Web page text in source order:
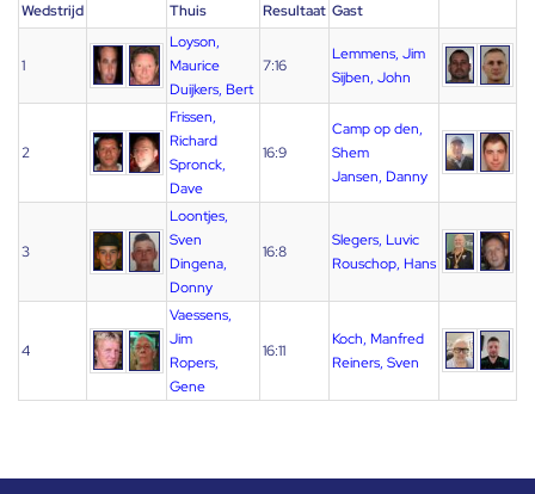
Wedstrijd Thuis Resultaat Gast
1
Loyson,
Maurice
Duijkers, Bert
7:16
Lemmens, Jim
Sijben, John
2
Frissen,
Richard
Spronck,
Dave
16:9
Camp op den,
Shem
Jansen, Danny
3
Loontjes,
Sven
Dingena,
Donny
16:8
Slegers, Luvic
Rouschop, Hans
4
Vaessens,
Jim
Ropers,
Gene
16:11
Koch, Manfred
Reiners, Sven